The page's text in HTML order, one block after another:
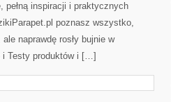
pełną inspiracji i praktycznych
poznasz wszystko,
naprawdę rosły bujnie w
i Testy produktów i […]